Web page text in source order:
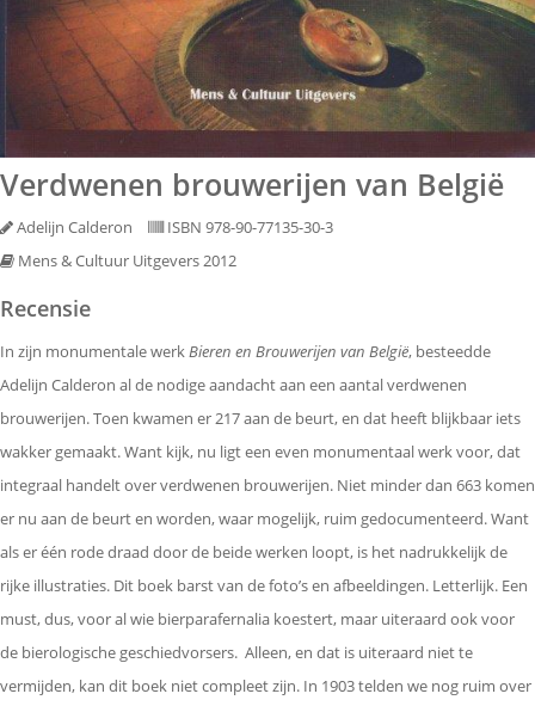
Verdwenen brouwerijen van België
Adelijn Calderon
ISBN 978-90-77135-30-3
Mens & Cultuur Uitgevers 2012
Recensie
In zijn monumentale werkBieren en Brouwerijen van België, besteedde
Adelijn Calderon al de nodige aandacht aan een aantal verdwenen
brouwerijen. Toen kwamen er 217 aan de beurt, en dat heeft blijkbaar iets
wakker gemaakt. Want kijk, nu ligt een even monumentaal werk voor, dat
integraal handelt over verdwenen brouwerijen. Niet minder dan 663 komen
er nu aan de beurt en worden, waar mogelijk, ruim gedocumenteerd. Want
als er één rode draad door de beide werken loopt, is het nadrukkelijk de
rijke illustraties. Dit boek barst van de foto’s en afbeeldingen. Letterlijk. Een
must, dus, voor al wie bierparafernalia koestert, maar uiteraard ook voor
de bierologische geschiedvorsers. Alleen, en dat is uiteraard niet te
vermijden, kan dit boek niet compleet zijn. In 1903 telden we nog ruim over